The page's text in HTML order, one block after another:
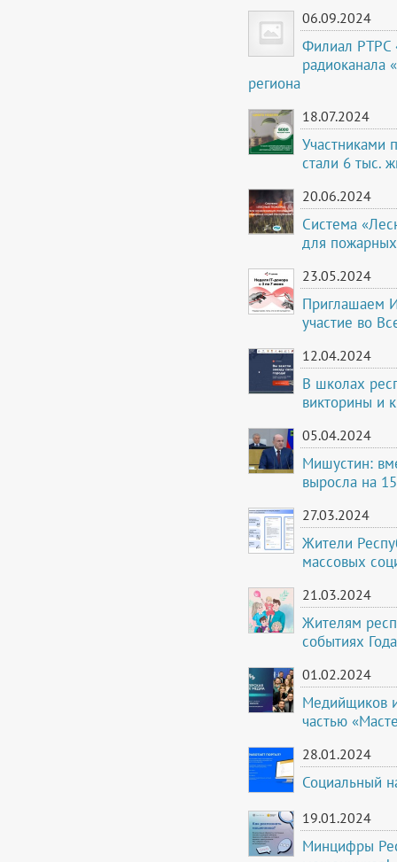
06.09.2024
Филиал РТРС
радиоканала
региона
18.07.2024
Участниками
стали 6 тыс.
20.06.2024
Система
для
23.05.2024
Приглашаем
участие во
12.04.2024
В школах
викторины и
05.04.2024
Мишустин:
выросла на
27.03.2024
Жители
массовых
21.03.2024
Жителям
событиях
01.02.2024
Медийщиков
частью
28.01.2024
Социальный
19.01.2024
Минцифры